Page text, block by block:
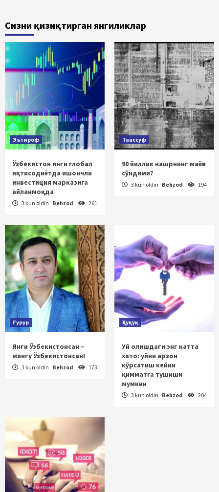
Сизни қизиқтирган янгиликлар
Эътироф
Ўзбекистон янги глобал
иқтисодиётда ишончли
инвестиция марказига
айланмоқда
3 kun oldin Behzod 261
Таассуф
90 йиллик нашрнинг маёғи
сўндими?
3 kun oldin Behzod 194
Ғурур
Янги Ўзбекистонсан –
мангу Ўзбекистонсан!
3 kun oldin Behzod 173
Ҳуқуқ
Уй олишдаги энг катта
хато: уйни арзон
кўрсатиш кейин
қимматга тушиши
мумкин
3 kun oldin Behzod 204